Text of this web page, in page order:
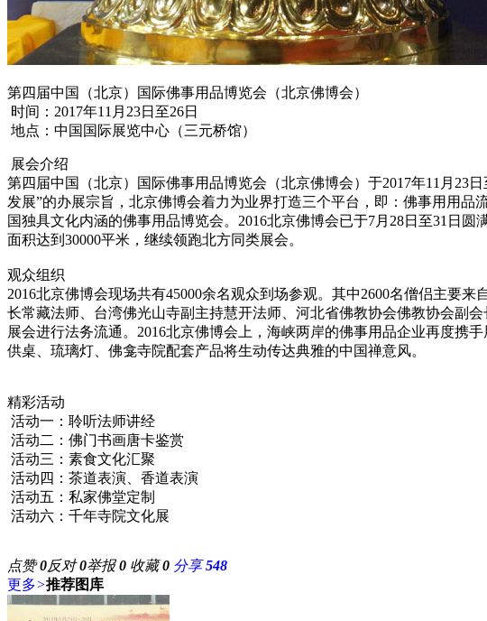
第四届中国（北京）国际佛事用品博览会（北京佛博会）
时间：2017年11月23日至26日
地点：中国国际展览中心（三元桥馆）
展会介绍
第四届中国（北京）国际佛事用品博览会（北京佛博会）于2017年11月23
发展”的办展宗旨，北京佛博会着力为业界打造三个平台，即：佛事用用
国独具文化内涵的佛事用品博览会。2016北京佛博会已于7月28日至31日
面积达到30000平米，继续领跑北方同类展会。
观众组织
2016北京佛博会现场共有45000余名观众到场参观。其中2600名僧侣主要
长常藏法师、台湾佛光山寺副主持慧开法师、河北省佛教协会佛教协会副
展会进行法务流通。2016北京佛博会上，海峡两岸的佛事用品企业再度携
供桌、琉璃灯、佛龛寺院配套产品将生动传达典雅的中国禅意风。
精彩活动
活动一：聆听法师讲经
活动二：佛门书画唐卡鉴赏
活动三：素食文化汇聚
活动四：茶道表演、香道表演
活动五：私家佛堂定制
活动六：千年寺院文化展
点赞0反对0举报0 收藏0 分享548
更多>推荐图库